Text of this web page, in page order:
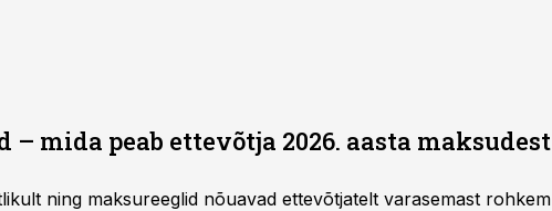
mida peab ettevõtja 2026. aasta maksudest
ning maksureeglid nõuavad ettevõtjatelt varasemast rohkem